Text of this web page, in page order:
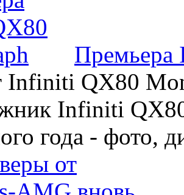
Премьера
Infiniti QX80
Infiniti
года - фото,